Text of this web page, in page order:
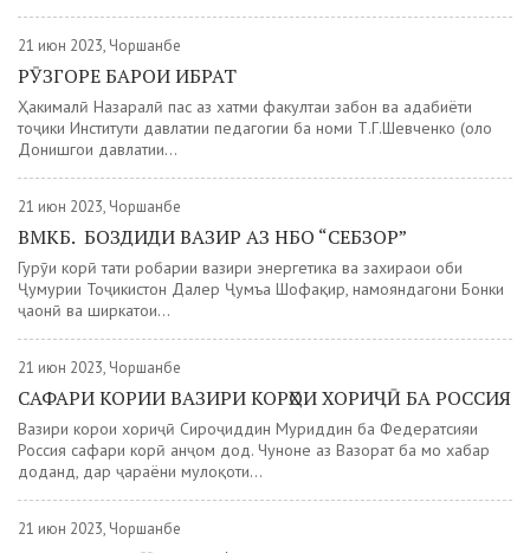
21 июн 2023, Чоршанбе
РӮЗГОРЕ БАРОИ ИБРАТ
Ҳакималӣ Назаралӣ пас аз хатми факултаи забон ва адабиёти
тоҷики Институти давлатии педагогии ба номи Т.Г.Шевченко (ҳоло
Донишгоҳи давлатии...
21 июн 2023, Чоршанбе
ВМКБ. БОЗДИДИ ВАЗИР АЗ НБО “СЕБЗОР”
Гурӯҳи корӣ таҳти роҳбарии вазири энергетика ва захираҳои оби
Ҷумҳурии Тоҷикистон Далер Ҷумъа Шофақир, намояндагони Бонки
ҷаҳонӣ ва ширкатҳои...
21 июн 2023, Чоршанбе
САФАРИ КОРИИ ВАЗИРИ КОРҲОИ ХОРИҶӢ БА РОССИЯ
Вазири корҳои хориҷӣ Сироҷиддин Муҳриддин ба Федератсияи
Россия сафари корӣ анҷом дод. Чуноне аз Вазорат ба мо хабар
доданд, дар ҷараёни мулоқоти...
21 июн 2023, Чоршанбе